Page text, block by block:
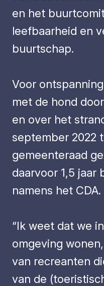
en het
leefbaarheid en
buurtschap.
Voor
met de hond
en over het
september 2022
gemeenteraad
daarvoor 1,5 jaar
namens het CDA.
“Ik weet dat we
omgeving
van recreanten
van de